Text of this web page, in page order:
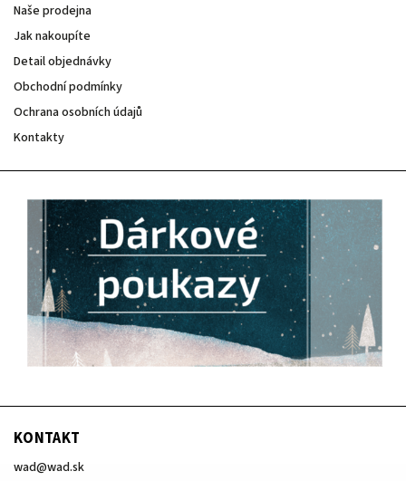
Naše prodejna
Jak nakoupíte
Detail objednávky
Obchodní podmínky
Ochrana osobních údajů
Kontakty
KONTAKT
wad@wad.sk